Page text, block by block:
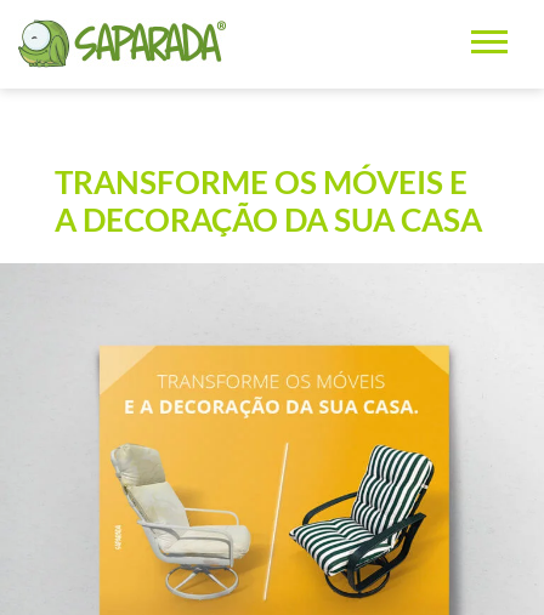
TRANSFORME OS MÓVEIS E
A DECORAÇÃO DA SUA CASA